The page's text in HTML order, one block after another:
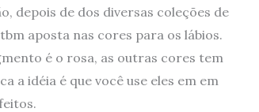
depois de dos diversas coleções de
aposta nas cores para os lábios.
é o rosa, as outras cores tem
a idéia é que você use eles em em